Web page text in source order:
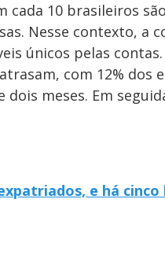
cada 10 brasileiros
Nesse contexto, a
únicos pelas contas.
com 12% dos
meses. Em
e há